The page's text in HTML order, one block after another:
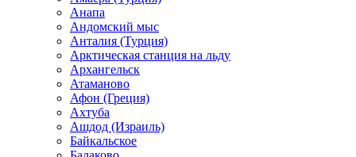
Анапа
Андомский мыс
Анталия (Турция)
Арктическая станция на льду
Архангельск
Атаманово
Афон (Греция)
Ахтуба
Ашдод (Израиль)
Байкальское